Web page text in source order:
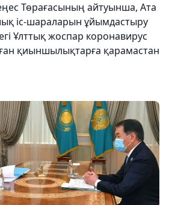
Төрағасының айтуынша, Ата
іс-шараларын ұйымдастыру
Ұлттық жоспар коронавирус
қиыншылықтарға қарамастан